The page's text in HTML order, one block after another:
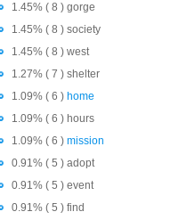
1.45% ( 8 ) gorge
1.45% ( 8 ) society
1.45% ( 8 ) west
1.27% ( 7 ) shelter
1.09% ( 6 ) home
1.09% ( 6 ) hours
1.09% ( 6 ) mission
0.91% ( 5 ) adopt
0.91% ( 5 ) event
0.91% ( 5 ) find